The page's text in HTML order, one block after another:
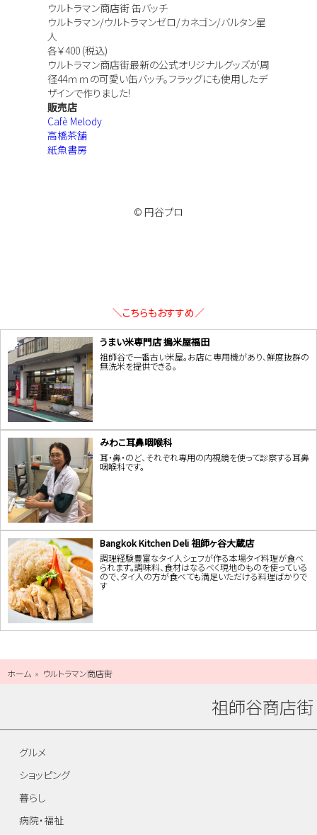
ウルトラマン商店街 缶バッチ
ウルトラマン/ウルトラマンゼロ/カネゴン/バルタン星
人
各￥400 (税込)
ウルトラマン商店街最新の公式オリジナルグッズが周
径44ｍｍの可愛い缶バッチ。フラッグにも使用したデ
ザインで作りました!
販売店
Cafè Melody
高橋茶舗
紙魚書房
© 円谷プロ
＼こちらもおすすめ／
うまい米専門店 搗米屋福田
祖師谷で一番古い米屋。お店に専用機があり、鮮度抜群の
無洗米を提供できる。
みわこ耳鼻咽喉科
耳・鼻・のど、それぞれ専用の内視鏡を使って診察する耳鼻
咽喉科です。
Bangkok Kitchen Deli 祖師ヶ谷大蔵店
調理経験豊富なタイ人シェフが作る本場タイ料理が食べ
られます。調味料、食材はなるべく現地のものを使っている
ので、タイ人の方が食べても満足いただける料理ばかりで
す
ホーム ウルトラマン商店街
祖師谷商店街
グルメ
ショッピング
暮らし
病院・福祉